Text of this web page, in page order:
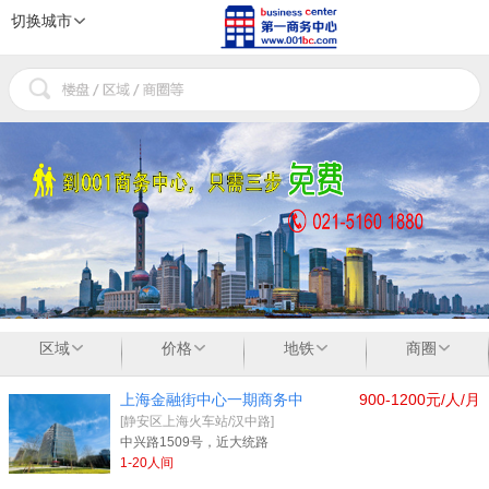
切换城市
区域 价格 地铁 商圈
900-1200元/人/月
上海金融街中心一期商务中
[静安区上海火车站/汉中路]
中兴路1509号，近大统路
1-20人间